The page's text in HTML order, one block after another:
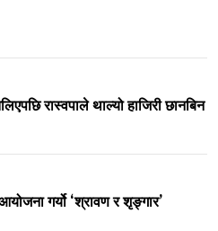
रास्वपाले थाल्यो हाजिरी छानबिन
गर्यो ‘श्रावण र शृङ्गार’